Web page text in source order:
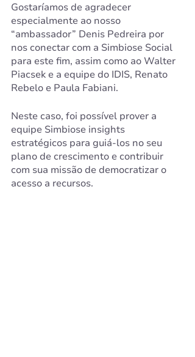
Gostaríamos de agradecer
especialmente ao nosso
“ambassador” Denis Pedreira por
nos conectar com a Simbiose Social
para este fim, assim como ao Walter
Piacsek e a equipe do IDIS, Renato
Rebelo e Paula Fabiani.
Neste caso, foi possível prover a
equipe Simbiose insights
estratégicos para guiá-los no seu
plano de crescimento e contribuir
com sua missão de democratizar o
acesso a recursos.